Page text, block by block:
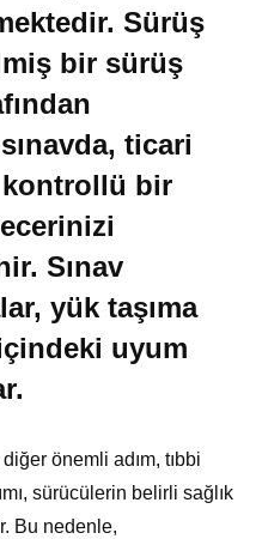
Sürüş
bir sürüş
ticari
kontrollü bir
Sınav
yük taşıma
uyum
önemli adım, tıbbi
sürücülerin belirli sağlık
Bu nedenle,